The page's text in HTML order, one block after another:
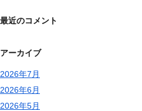
最近のコメント
アーカイブ
2026年7月
2026年6月
2026年5月